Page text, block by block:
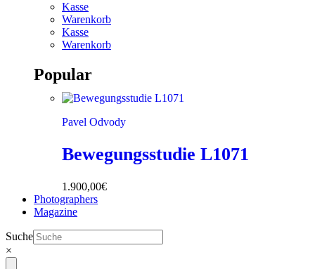
Kasse
Warenkorb
Kasse
Warenkorb
Popular
Pavel Odvody
Bewegungsstudie L1071
1.900,00€
Photographers
Magazine
Suche
×